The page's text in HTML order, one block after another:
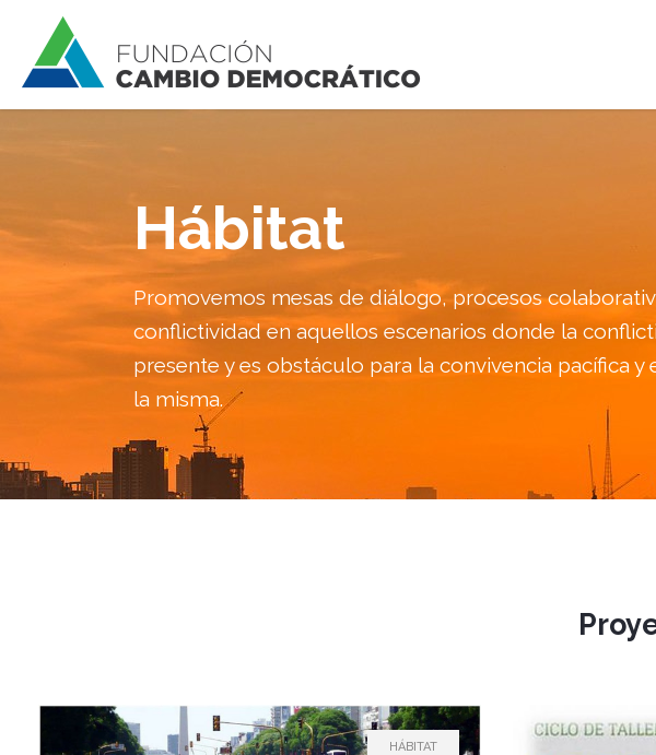
Hábitat
Promovemos mesas de diálogo, procesos
conflictividad en aquellos escenarios donde la
presente y es obstáculo para la convivencia pacífica
la misma.
HÁBITAT